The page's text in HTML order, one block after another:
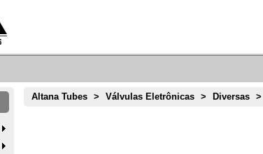
Altana Tubes > Válvulas Eletrônicas > Diversas >